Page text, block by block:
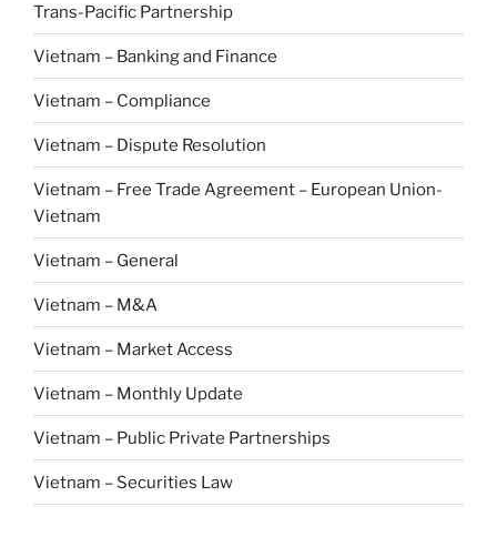
Trans-Pacific Partnership
Vietnam – Banking and Finance
Vietnam – Compliance
Vietnam – Dispute Resolution
Vietnam – Free Trade Agreement – European Union-
Vietnam
Vietnam – General
Vietnam – M&A
Vietnam – Market Access
Vietnam – Monthly Update
Vietnam – Public Private Partnerships
Vietnam – Securities Law